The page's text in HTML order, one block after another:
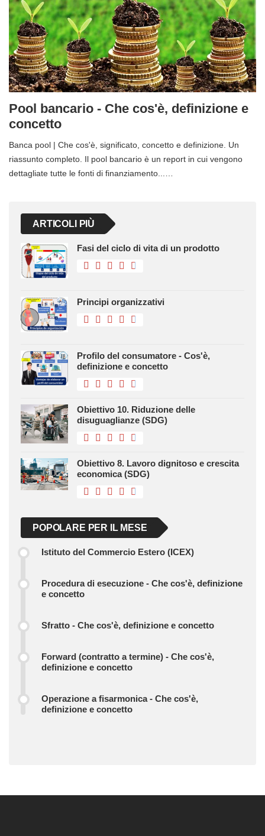
Pool bancario - Che cos'è, definizione e
concetto
Banca pool | Che cos'è, significato, concetto e definizione. Un
riassunto completo. Il pool bancario è un report in cui vengono
dettagliate tutte le fonti di finanziamento...…
ARTICOLI PIÙ
Fasi del ciclo di vita di un prodotto
Principi organizzativi
Profilo del consumatore - Cos'è,
definizione e concetto
Obiettivo 10. Riduzione delle
disuguaglianze (SDG)
Obiettivo 8. Lavoro dignitoso e crescita
economica (SDG)
POPOLARE PER IL MESE
Istituto del Commercio Estero (ICEX)
Procedura di esecuzione - Che cos'è, definizione
e concetto
Sfratto - Che cos'è, definizione e concetto
Forward (contratto a termine) - Che cos'è,
definizione e concetto
Operazione a fisarmonica - Che cos'è,
definizione e concetto